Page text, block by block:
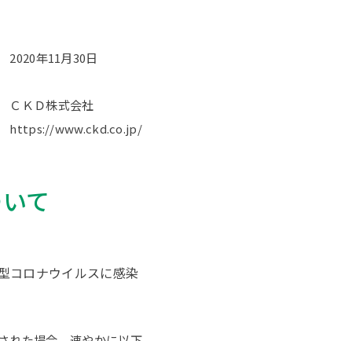
2020年11月30日
ＣＫＤ株式会社
https://www.ckd.co.jp/
て
コロナウイルスに感染